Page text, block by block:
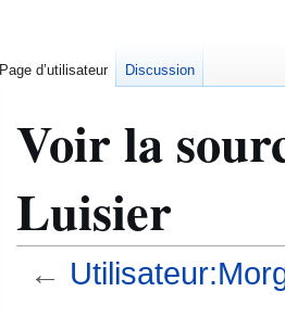
Voir la
Luisier
←
Page d’utilisateur Discussion